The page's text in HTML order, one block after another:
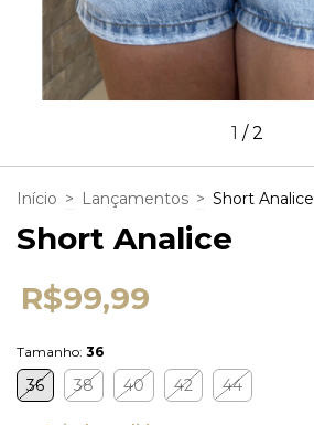
1 /2
Início > Lançamentos > Short Analice
Short Analice
R$99,99
Tamanho: 36
36 38 40 42 44